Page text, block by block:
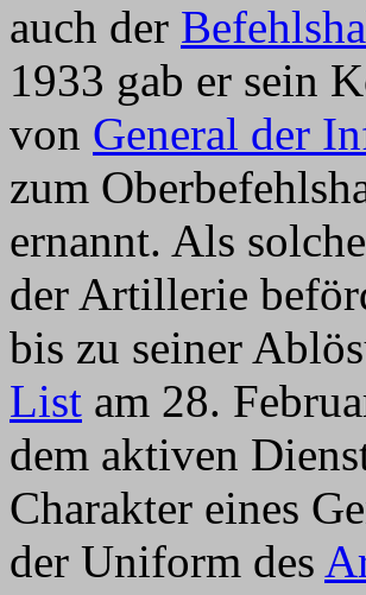
auch der
1933 gab er sein
von General der
zum
ernannt. Als
der Artillerie
bis zu seiner
List am 28.
dem aktiven
Charakter eines
der Uniform des